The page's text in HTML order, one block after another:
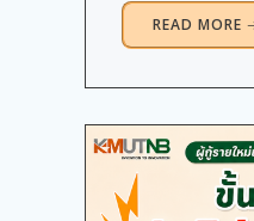
READ MORE